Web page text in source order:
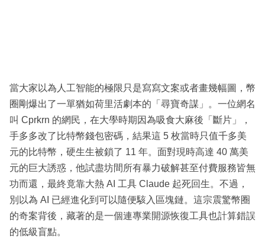
當大家以為人工智能的極限只是寫寫文案或者畫幾幅圖，幣
圈剛爆出了一單猶如荷里活劇本的「尋寶奇謀」。一位網名
叫 Cprkrn 的網民，在大學時期因為吸食大麻後「斷片」，
手多多改了比特幣錢包密碼，結果這 5 枚當時只值千多美
元的比特幣，硬生生被鎖了 11 年。面對現時高達 40 萬美
元的巨大誘惑，他試盡坊間所有暴力破解甚至付費服務皆無
功而還，最終竟靠大熱 AI 工具 Claude 起死回生。不過，
別以為 AI 已經進化到可以隨便駭入區塊鏈。這宗震驚幣圈
的奇案背後，藏著的是一個連專業開源恢復工具也計算錯誤
的低級盲點。